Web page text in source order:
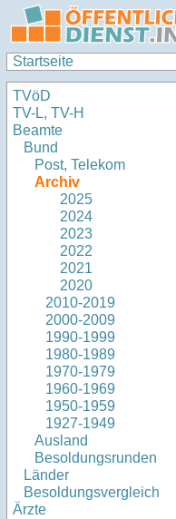
Startseite
TVöD
TV-L, TV-H
Beamte
Bund
Post, Telekom
Archiv
2025
2024
2023
2022
2021
2020
2010-2019
2000-2009
1990-1999
1980-1989
1970-1979
1960-1969
1950-1959
1927-1949
Ausland
Besoldungsrunden
Länder
Besoldungsvergleich
Ärzte